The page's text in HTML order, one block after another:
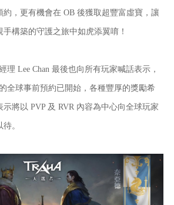
約，更有機會在 OB 後獲取超豐富虛寶，讓
構築的守護之旅中如虎添翼唷！
Lee Chan 最後也向所有玩家喊話表示，
全球事前預約已開始，各種豐厚的獎勵希
將以 PVP 及 RVR 內容為中心向全球玩家
。